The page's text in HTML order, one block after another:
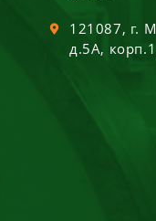
121087, г.
д.5А,